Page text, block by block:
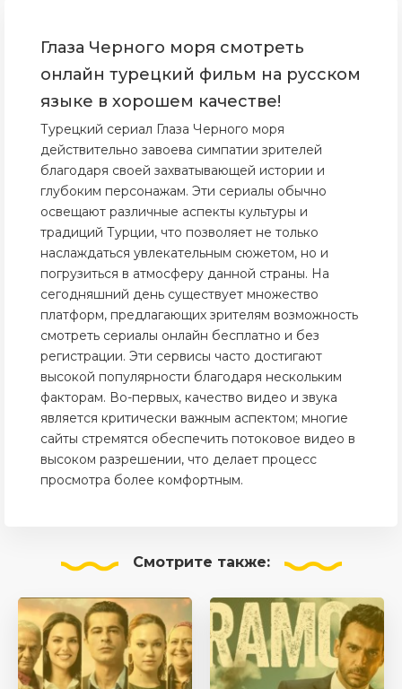
Глаза Черного моря смотреть
онлайн турецкий фильм на русском
языке в хорошем качестве!
Турецкий сериал Глаза Черного моря
действительно завоева симпатии зрителей
благодаря своей захватывающей истории и
глубоким персонажам. Эти сериалы обычно
освещают различные аспекты культуры и
традиций Турции, что позволяет не только
наслаждаться увлекательным сюжетом, но и
погрузиться в атмосферу данной страны. На
сегодняшний день существует множество
платформ, предлагающих зрителям возможность
смотреть сериалы онлайн бесплатно и без
регистрации. Эти сервисы часто достигают
высокой популярности благодаря нескольким
факторам. Во-первых, качество видео и звука
является критически важным аспектом; многие
сайты стремятся обеспечить потоковое видео в
высоком разрешении, что делает процесс
просмотра более комфортным.
Смотрите также: